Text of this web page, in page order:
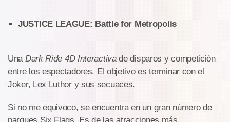
JUSTICE LEAGUE: Battle for Metropolis
Una Dark Ride 4D Interactivade disparos y competición
entre los espectadores. El objetivo es terminar con el
Joker, Lex Luthor y sus secuaces.
Si no me equivoco, se encuentra en un gran número de